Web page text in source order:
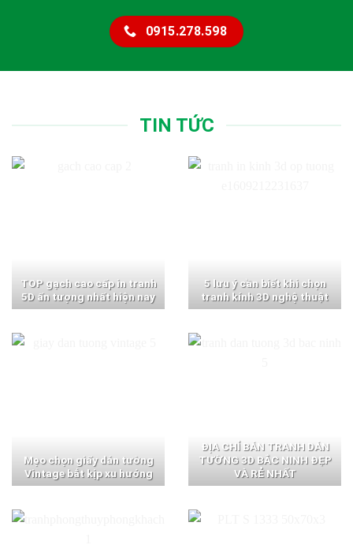
0915.278.598
TIN TỨC
TOP gạch cao cấp in tranh
5D ấn tượng nhất hiện nay
5 lưu ý cần biết khi chọn
tranh kính 3D nghệ thuật
Mẹo chọn giấy dán tường
Vintage bắt kịp xu hướng
ĐỊA CHỈ BÁN TRANH DÁN
TƯỜNG 3D BẮC NINH ĐẸP
VÀ RẺ NHẤT